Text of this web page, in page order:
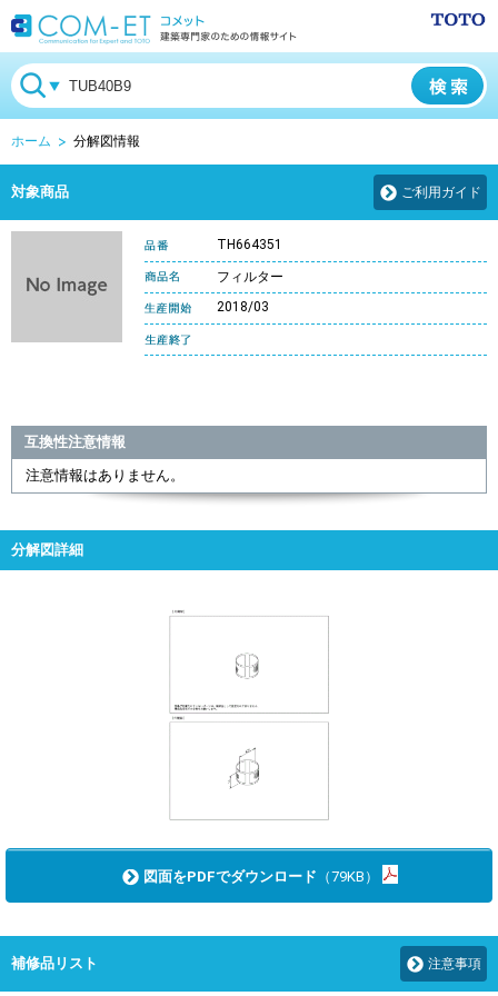
ホーム 分解図情報
対象商品 ご利用ガイド
TH664351
フィルター
2018/03
互換性注意情報
注意情報はありません。
分解図詳細
図面をPDFでダウンロード （79KB）
補修品リスト 注意事項